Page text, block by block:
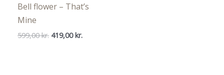
Bell flower – That’s
Mine
599,00kr. Den
419,00kr.Den